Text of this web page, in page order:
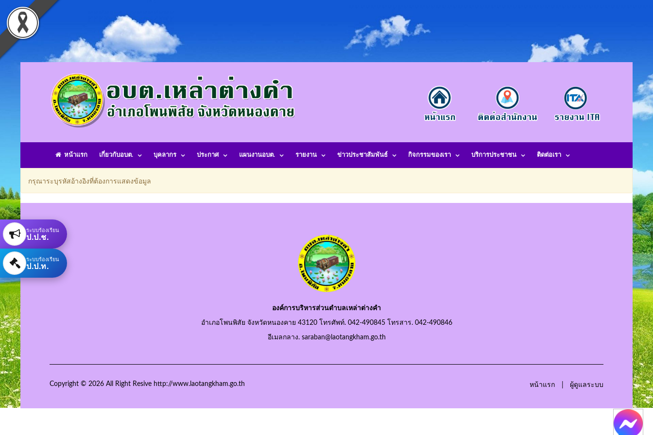
หน้าแรก เกี่ยวกับอบต. บุคลากร ประกาศ แผนงานอบต. รายงาน ข่าวประชาสัมพันธ์ กิจกรรมของเรา บริการประชาชน ติดต่อเรา
กรุณาระบุรหัสอ้างอิงที่ต้องการแสดงข้อมูล
องค์การบริหารส่วนตำบลเหล่าต่างคำ
อำเภอโพนพิสัย จังหวัดหนองคาย 43120 โทรศัพท์. 042-490845 โทรสาร. 042-490846
อีเมลกลาง. saraban@laotangkham.go.th
Copyright © 2026 All Right Resive http://www.laotangkham.go.th หน้าแรก ผู้ดูแลระบบ
ระบบร้องเรียน
ป.ป.ช.
ระบบร้องเรียน
ป.ป.ท.